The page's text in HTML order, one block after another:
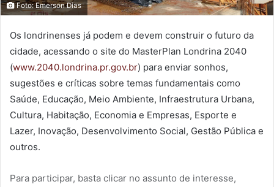
Foto: Emerson Dias
Os londrinenses já podem e devem construir o futuro da
cidade, acessando o site do MasterPlan Londrina 2040
(www.2040.londrina.pr.gov.br) para enviar sonhos,
sugestões e críticas sobre temas fundamentais como
Saúde, Educação, Meio Ambiente, Infraestrutura Urbana,
Cultura, Habitação, Economia e Empresas, Esporte e
Lazer, Inovação, Desenvolvimento Social, Gestão Pública e
outros.
Para participar, basta clicar no assunto de interesse,